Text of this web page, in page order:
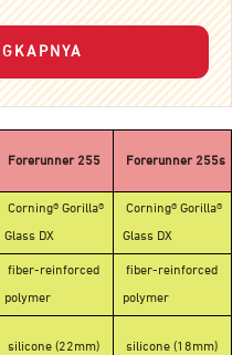
Forerunner 255 Forerunner 255s
Corning® Gorilla®
Glass DX
Corning® Gorilla®
Glass DX
fiber-reinforced
polymer
fiber-reinforced
polymer
silicone (22mm) silicone (18mm)